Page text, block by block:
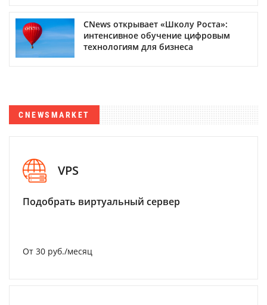
CNews открывает «Школу Роста»:
интенсивное обучение цифровым
технологиям для бизнеса
CNEWSMARKET
VPS
Подобрать виртуальный сервер
От 30 руб./месяц